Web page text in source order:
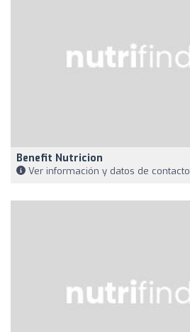
Benefit Nutricion
Ver información y datos de contacto